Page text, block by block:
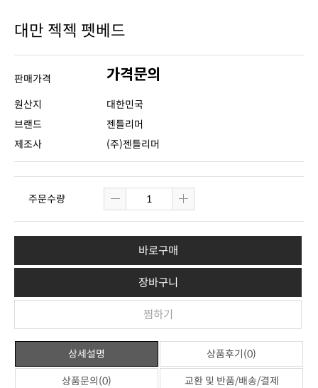
대만 젝젝 펫베드
판매가격 가격문의
원산지
대한민국
브랜드
젠틀리머
제조사
(주)젠틀리머
주문수량
바로구매
장바구니
찜하기
상세설명 상품후기(0)
상품문의(0) 교환 및 반품/배송/결제